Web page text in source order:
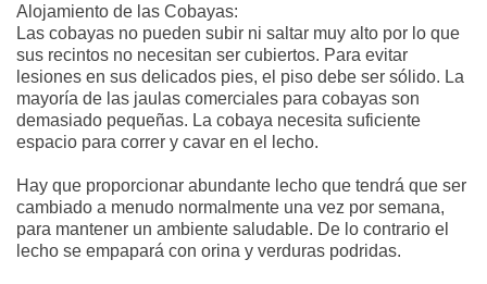
Alojamiento de las Cobayas:
Las cobayas no pueden subir ni saltar muy alto por lo que
sus recintos no necesitan ser cubiertos. Para evitar
lesiones en sus delicados pies, el piso debe ser sólido. La
mayoría de las jaulas comerciales para cobayas son
demasiado pequeñas. La cobaya necesita suficiente
espacio para correr y cavar en el lecho.
Hay que proporcionar abundante lecho que tendrá que ser
cambiado a menudo normalmente una vez por semana,
para mantener un ambiente saludable. De lo contrario el
lecho se empapará con orina y verduras podridas.